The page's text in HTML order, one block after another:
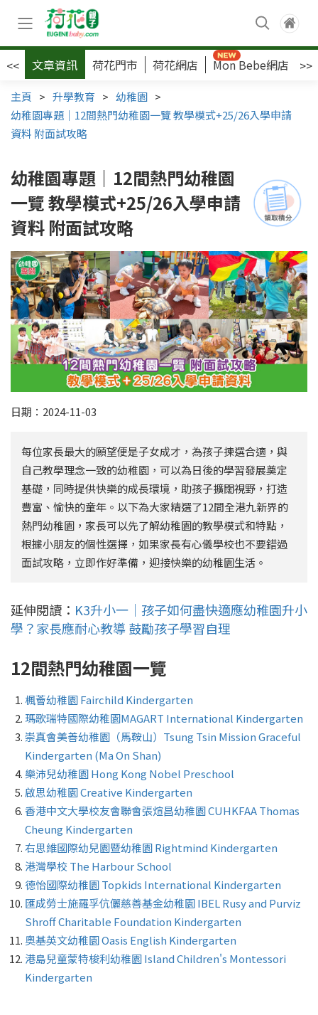
<< 文章資訊 荷花門市 荷花網店 Mon Bebe網店 >>
主頁 > 升學教育 > 幼稚園 >
幼稚園專題｜12間熱門幼稚園一覽 教學模式+25/26入學申請
資料 附面試攻略
幼稚園專題｜12間熱門幼稚園
一覽 教學模式+25/26入學申請
資料 附面試攻略
日期：2024-11-03
每位家長最大的願望便是子女成才，為孩子揀選合適，與
自己教學理念一致的幼稚園，可以為日後的學習發展奠定
基礎，同時提供快樂的成長環境，助孩子擴闊視野，打造
豐富、愉快的童年。以下為大家精選了12間全港九新界的
熱門幼稚園，家長可以先了解幼稚園的教學模式和特點，
根據小朋友的個性選擇，如果家長有心儀學校也不要錯過
面試攻略，立即作好準備，迎接快樂的幼稚園生活。
延伸閱讀： K3升小一｜孩子如何盡快適應幼稚園升小
學？家長應耐心教導 鼓勵孩子學習自理
12間熱門幼稚園一覽
楓薈幼稚園 Fairchild Kindergarten
瑪歌瑞特國際幼稚園MAGART International Kindergarten
崇真會美善幼稚園（馬鞍山）Tsung Tsin Mission Graceful
Kindergarten (Ma On Shan)
樂沛兒幼稚園 Hong Kong Nobel Preschool
啟思幼稚園 Creative Kindergarten
香港中文大學校友會聯會張煊昌幼稚園 CUHKFAA Thomas
Cheung Kindergarten
右思維國際幼兒園暨幼稚園 Rightmind Kindergarten
港灣學校 The Harbour School
德怡國際幼稚園 Topkids International Kindergarten
匯成勞士施羅孚伉儷慈善基金幼稚園 IBEL Rusy and Purviz
Shroff Charitable Foundation Kindergarten
奧基英文幼稚園 Oasis English Kindergarten
港島兒童蒙特梭利幼稚園 Island Children's Montessori
Kindergarten